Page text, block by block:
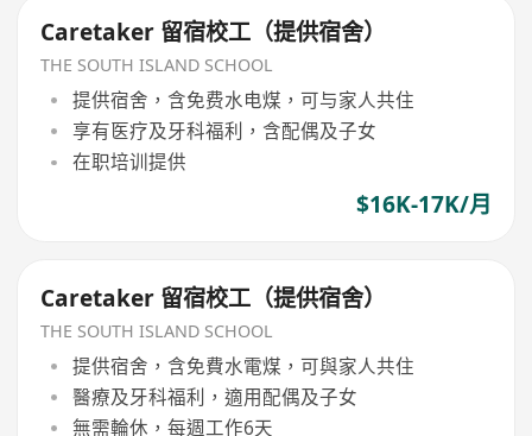
Caretaker 留宿校工（提供宿舍）
THE SOUTH ISLAND SCHOOL
提供宿舍，含免费水电煤，可与家人共住
享有医疗及牙科福利，含配偶及子女
在职培训提供
$16K-17K/月
Caretaker 留宿校工（提供宿舍）
THE SOUTH ISLAND SCHOOL
提供宿舍，含免費水電煤，可與家人共住
醫療及牙科福利，適用配偶及子女
無需輪休，每週工作6天